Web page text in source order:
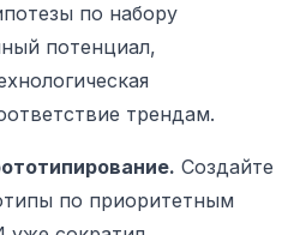
по набору
потенциал,
трендам.
Создайте
по приоритетным